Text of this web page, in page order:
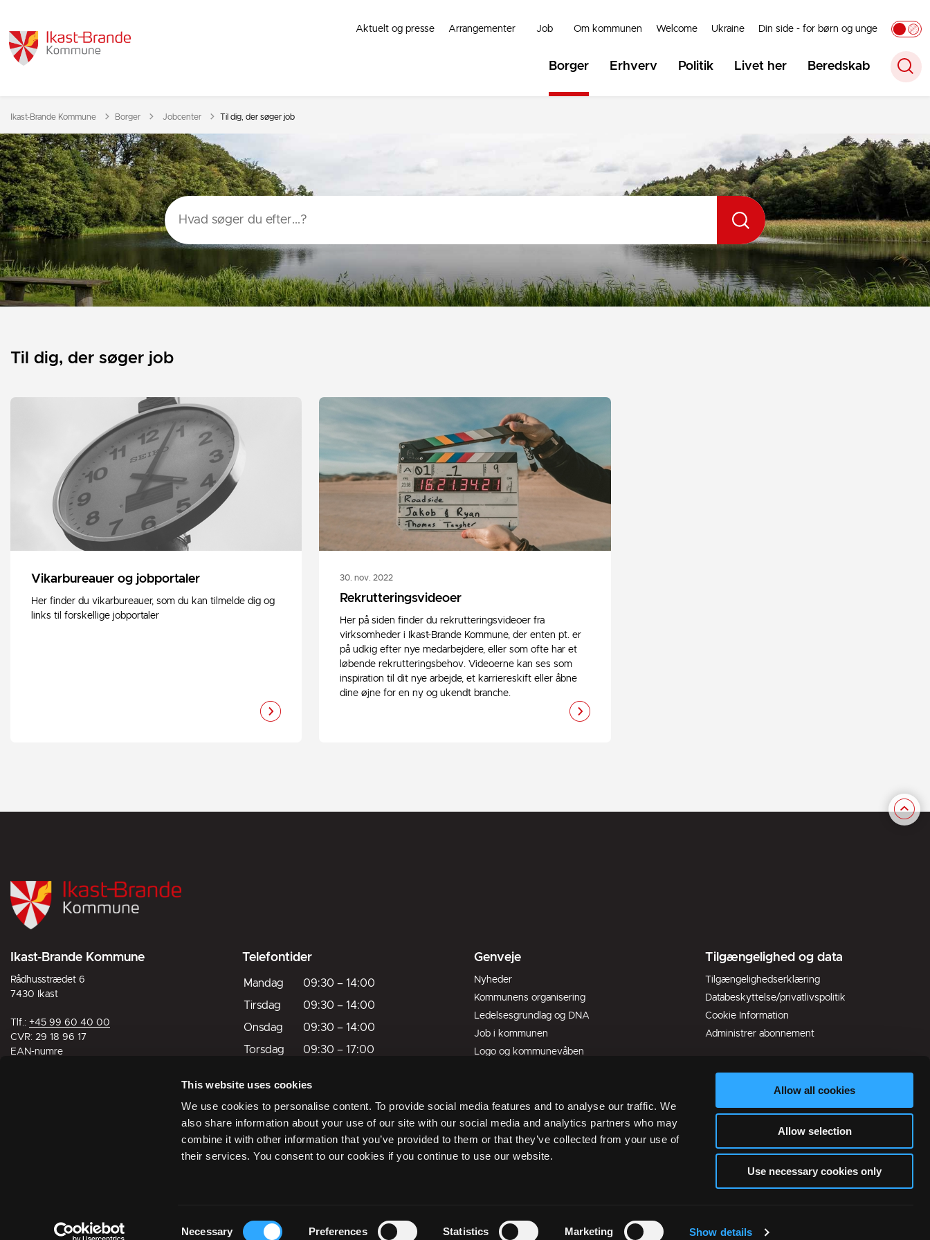
This website uses cookies
We use cookies to personalise content. To provide social media features and to analyse our traffic. We
also share information about your use of our site with our social media and analytics partners who may
combine it with other information that you’ve provided to them or that they’ve collected from your use of
their services. You consent to our cookies if you continue to use our website.
Necessary Preferences Statistics Marketing Show details
Allow all cookies
Allow selection
Use necessary cookies only
Aktuelt og presse Arrangementer Job Om kommunen Welcome Ukraine Din side - for børn og unge
Borger Erhverv Politik Livet her Beredskab
Ikast-Brande Kommune Borger
Tilbage til
Jobcenter Til dig, der søger job
Til dig, der søger job
Vikarbureauer og jobportaler
Her finder du vikarbureauer, som du kan tilmelde dig og
links til forskellige jobportaler
30. nov. 2022
Rekrutteringsvideoer
Her på siden finder du rekrutteringsvideoer fra
virksomheder i Ikast-Brande Kommune, der enten pt. er
på udkig efter nye medarbejdere, eller som ofte har et
løbende rekrutteringsbehov. Videoerne kan ses som
inspiration til dit nye arbejde, et karriereskift eller åbne
dine øjne for en ny og ukendt branche.
Ikast-Brande Kommune
Rådhusstrædet 6
7430 Ikast
Tlf.: +45 99 60 40 00
CVR: 29 18 96 17
EAN-numre
Telefontider
Mandag 09:30 – 14:00
Tirsdag
09:30 – 14:00
Onsdag
09:30 – 14:00
Torsdag
09:30 – 17:00
Lukket Åbner mandag kl. 09:30
Genveje
Nyheder
Kommunens organisering
Ledelsesgrundlag og DNA
Job i kommunen
Logo og kommunevåben
Tilgængelighed og data
Tilgængelighedserklæring
Databeskyttelse/privatlivspolitik
Cookie Information
Administrer abonnement
Facebook Linkedin Instagram